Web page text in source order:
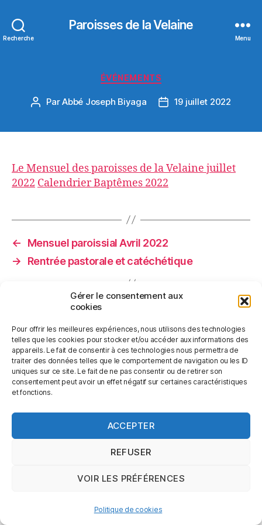
Gérer le consentement aux
cookies
Pour offrir les meilleures expériences, nous utilisons des technologies
telles que les cookies pour stocker et/ou accéder aux informations des
appareils. Le fait de consentir à ces technologies nous permettra de
traiter des données telles que le comportement de navigation ou les ID
uniques sur ce site. Le fait de ne pas consentir ou de retirer son
consentement peut avoir un effet négatif sur certaines caractéristiques
et fonctions.
ACCEPTER
REFUSER
VOIR LES PRÉFÉRENCES
Politique de cookies
Recherche
Paroisses de la Velaine
Menu
Catégories
ÉVÉNEMENTS
Auteur
ParAbbé Joseph Biyaga
Date19 juillet 2022
Le Mensuel des paroisses de la Velaine juillet
2022 Calendrier Baptêmes 2022
←
Mensuel paroissial Avril 2022
→
Rentrée pastorale et catéchétique
Catégories
© 2026Paroisses de la Velaine Haut↑